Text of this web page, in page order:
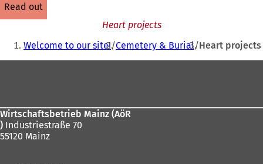
read out
Heart projects
You Welcome to our site! Cemetery & Burial Heart projects
Wirtschaftsbetrieb Mainz (AöR
) Industriestraße 70
55120 Mainz